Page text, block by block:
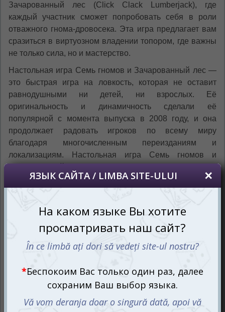
Зачарованный лес (Click Clack Lumberjack), где
каждый участник сможет попробовать себя в роли
отважного гнома-дровосека. Эта игра предлагает вам
сразиться в виртуозном владении топором, где важны
не только сила, но и мастерство.
Настольная игра Семь гномов и Зачарованный лес —
это быстрая игра на ловкость, которая не оставит
равнодушными ни детей, ни взрослых. Её
оригинальность и динамичность сделали её
популярной с момента выпуска в 2008 году, и она
продолжает радовать игроков по всему миру
благодаря многочисленным переизданиям и
локализациям. Настольная игра Семь гномов и
в роли настоящего лесоруба и провести
Зачарованное дерево: испытание
на точность
Дерево, которое предстоит вам обтесать, состоит из
обрамлён четырьмя элементами коры. Собрав все
блоки вместе, вы получите высокий столб с корой —
настоящий обитатель зачарованного леса. Теперь
ваша задача — удалить кору таким образом, чтобы